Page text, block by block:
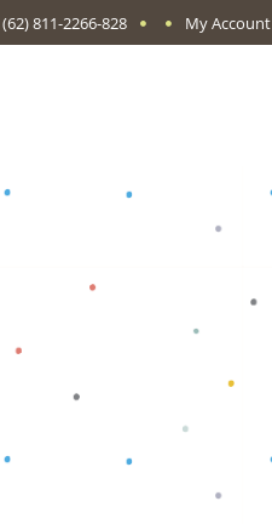
(62) 811-2266-828 My Account